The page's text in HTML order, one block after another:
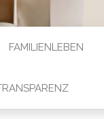
FAMILIENLEBEN